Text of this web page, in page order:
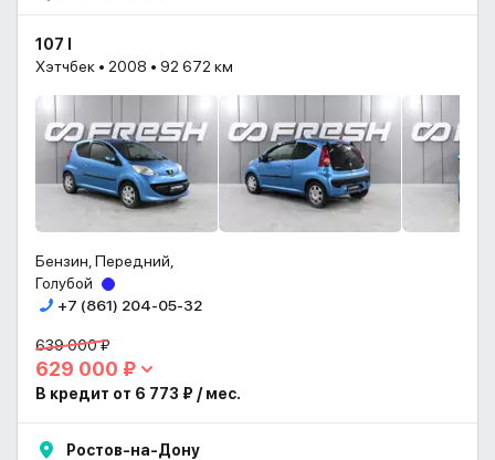
107 I
Хэтчбек • 2008 • 92 672 км
Бензин, Передний,
Голубой
+7 (861) 204-05-32
639 000 ₽
629 000 ₽
В кредит от 6 773 ₽ / мес.
Ростов-на-Дону